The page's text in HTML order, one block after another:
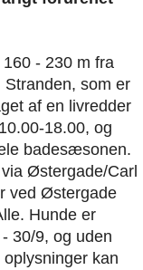
- 230 m fra
som er
af en livredder
18.00, og
badesæsonen.
Østergade/Carl
ved Østergade
Hunde er
30/9, og uden
kan